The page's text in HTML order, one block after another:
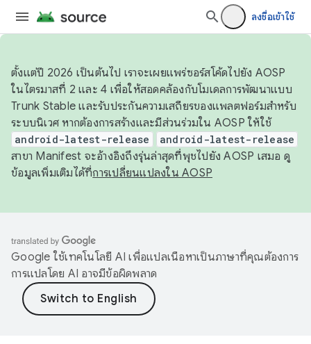
ลงชื่อเข้าใช้
ตั้งแต่ปี 2026 เป็นต้นไป เราจะเผยแพร่ซอร์สโค้ดไปยัง AOSP
ในไตรมาสที่ 2 และ 4 เพื่อให้สอดคล้องกับโมเดลการพัฒนาแบบ
Trunk Stable และรับประกันความเสถียรของแพลตฟอร์มสำหรับ
ระบบนิเวศ หากต้องการสร้างและมีส่วนร่วมใน AOSP ให้ใช้
android-latest-release android-latest-release
สาขา Manifest จะอ้างอิงถึงรุ่นล่าสุดที่พุชไปยัง AOSP เสมอ ดู
ข้อมูลเพิ่มเติมได้ที่การเปลี่ยนแปลงใน AOSP
Google ใช้เทคโนโลยี AI เพื่อแปลเนื้อหาเป็นภาษาที่คุณต้องการ
การแปลโดย AI อาจมีข้อผิดพลาด